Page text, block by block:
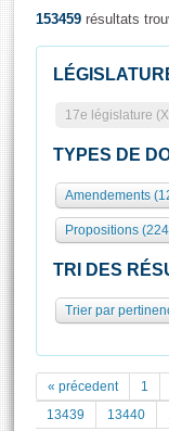
Présidence
577 députés
Groupes
Séance
Commissions
Europe et
Pétitions
Documents
Rôle et
Organisation
Présidence
Statistiques
Documents
( Constitution |
Visiter
Visite
Assister à
La
153459 résultats
17e législature
TYPES DE
Amendements
Propositions
TRI DES
Trier par
« précedent 1
13439
13440